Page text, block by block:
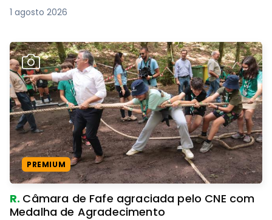
1 agosto 2026
PREMIUM
R. Câmara de Fafe agraciada pelo CNE com
Medalha de Agradecimento